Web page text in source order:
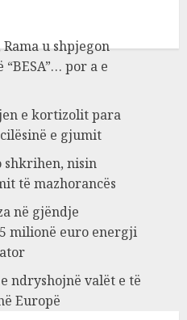
u shpjegon
por a e
e kortizolit para
e gjumit
shkrihen, nisin
të mazhorancës
në gjëndje
milionë euro energji
ndryshojnë valët e të
Europë